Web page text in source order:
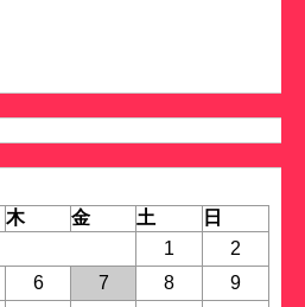
木 金 土
日
1
2
6 7 8
9